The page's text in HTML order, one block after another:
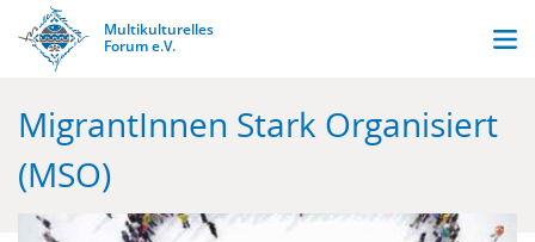
Direkt
zum
Inhalt
Multikulturelles
Forum e.V.
Stark
durch
Vielfalt.
MigrantInnen Stark Organisiert
(MSO)